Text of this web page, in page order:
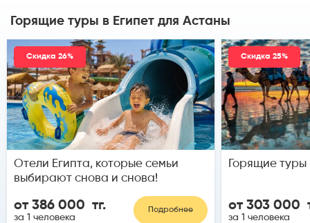
Горящие туры в Египет для Астаны
Скидка 26%
Отели Египта, которые семьи
выбирают снова и снова!
от 386 000 тг.
за 1 человека
Подробнее
Скидка 25%
Горящие туры
от 303 000
за 1 человека